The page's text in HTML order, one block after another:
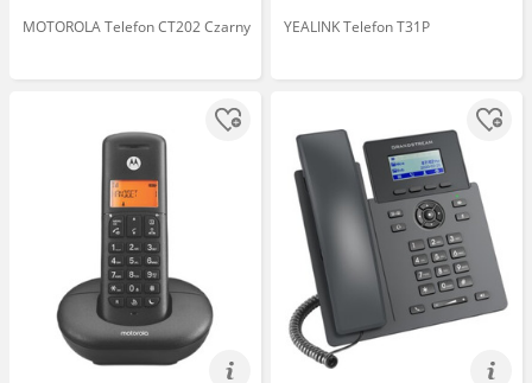
MOTOROLA Telefon CT202 Czarny YEALINK Telefon T31P